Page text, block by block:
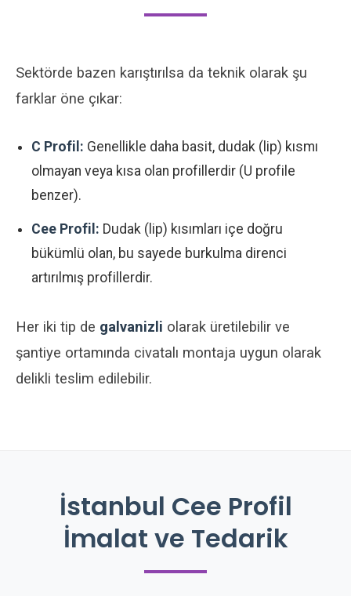
Sektörde bazen karıştırılsa da teknik olarak şu
farklar öne çıkar:
C Profil: Genellikle daha basit, dudak (lip) kısmı
olmayan veya kısa olan profillerdir (U profile
benzer).
Cee Profil: Dudak (lip) kısımları içe doğru
bükümlü olan, bu sayede burkulma direnci
artırılmış profillerdir.
Her iki tip de galvanizli olarak üretilebilir ve
şantiye ortamında civatalı montaja uygun olarak
delikli teslim edilebilir.
İstanbul Cee Profil
İmalat ve Tedarik